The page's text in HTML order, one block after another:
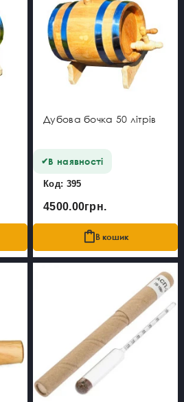
Дубова бочка 50 літрів
В наявності
Код: 395
4500.00грн.
В кошик